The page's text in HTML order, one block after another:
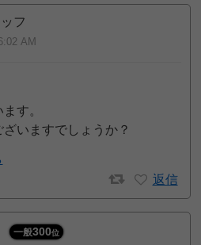
フ
AM
す。
いますでしょうか？
返信
一般300位